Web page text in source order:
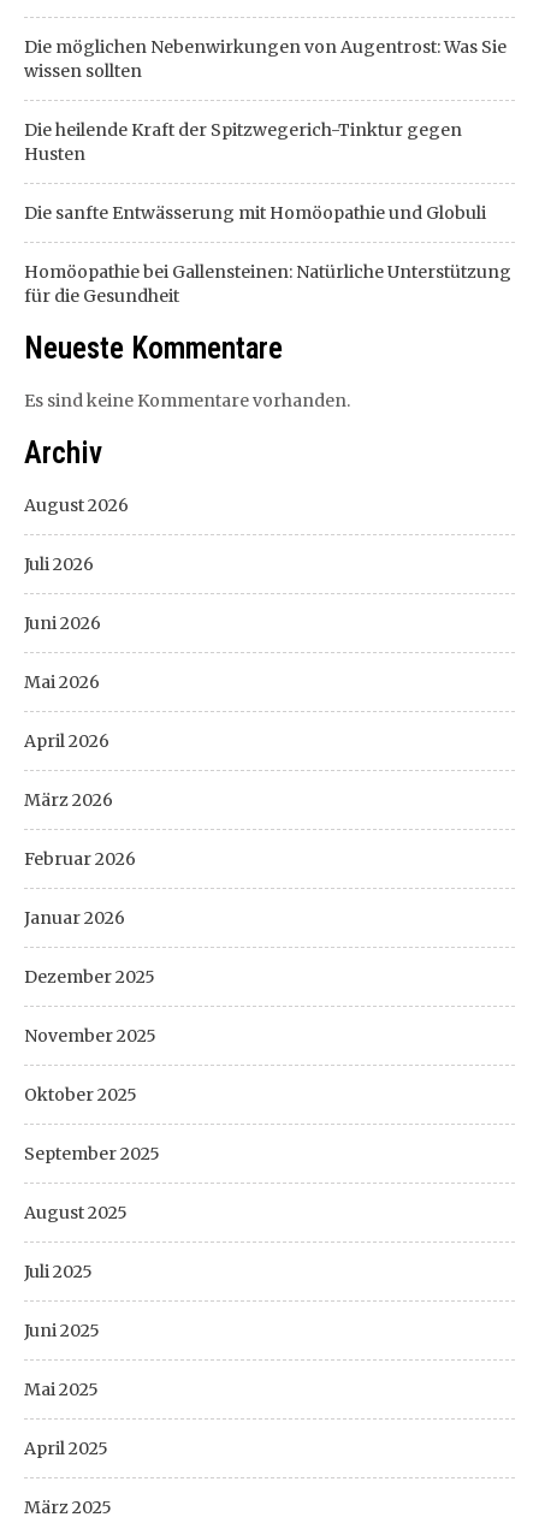
Die möglichen Nebenwirkungen von Augentrost: Was Sie
wissen sollten
Die heilende Kraft der Spitzwegerich-Tinktur gegen
Husten
Die sanfte Entwässerung mit Homöopathie und Globuli
Homöopathie bei Gallensteinen: Natürliche Unterstützung
für die Gesundheit
Neueste Kommentare
Es sind keine Kommentare vorhanden.
Archiv
August 2026
Juli 2026
Juni 2026
Mai 2026
April 2026
März 2026
Februar 2026
Januar 2026
Dezember 2025
November 2025
Oktober 2025
September 2025
August 2025
Juli 2025
Juni 2025
Mai 2025
April 2025
März 2025